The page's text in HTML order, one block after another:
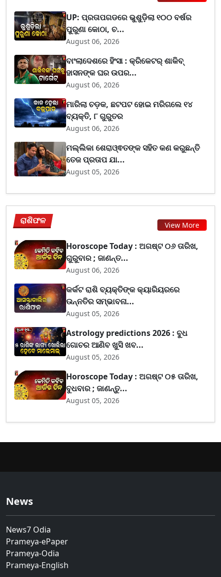
UP: ପ୍ରତାପଗଡରେ ଭୁଶୁଡ଼ିଲା ୧୦୦ ବର୍ଷର
ପୁରୁଣା କୋଠା, ଚ...
August 06, 2026
ବାଂଲାଦେଶରେ ହିଂସା : କ୍ରିକେଟର୍ ଶାକିବ୍
ହାସନଙ୍କ ଘର ଉପର...
August 06, 2026
ମାରିଲା ଚଡ଼କ, ଛଟପଟ ହୋଇ ମରିଗଲେ ୧୪
ବ୍ୟକ୍ତି, ୮ ଗୁରୁତର
August 06, 2026
ମଲ୍ଲିକା ଶେରାଓ୍ଵତଙ୍କ ସହିତ କଣ କରୁଛନ୍ତି
ତେଜ ପ୍ରତାପ ଯା...
August 05, 2026
ରାଶିଫଳ View More
Horoscope Today : ଅଗଷ୍ଟ ୦୬ ତାରିଖ,
ଗୁରୁବାର ; ଜାଣନ୍ତ...
August 06, 2026
କର୍କଟ ରାଶି ବ୍ୟକ୍ତିଙ୍କ କ୍ୟାରିୟରରେ
ଉନ୍ନତିର ସମ୍ଭାବନା...
August 05, 2026
Astrology predictions 2026 : ବୁଧ
ଗୋଚର ଆଣିବ ଖୁସି ଖବ...
August 05, 2026
Horoscope Today : ଅଗଷ୍ଟ ୦୫ ତାରିଖ,
ବୁଧବାର ; ଜାଣନ୍ତୁ...
August 05, 2026
News
News7 Odia
Prameya-ePaper
Prameya-Odia
Prameya-English